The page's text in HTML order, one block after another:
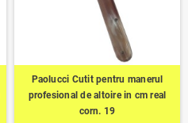
Paolucci Cutit pentru manerul
profesional de altoire in cm real
corn. 19